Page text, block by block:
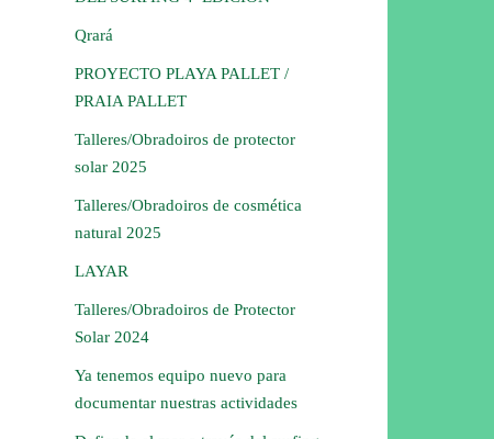
Qrará
PROYECTO PLAYA PALLET /
PRAIA PALLET
Talleres/Obradoiros de protector
solar 2025
Talleres/Obradoiros de cosmética
natural 2025
LAYAR
Talleres/Obradoiros de Protector
Solar 2024
Ya tenemos equipo nuevo para
documentar nuestras actividades